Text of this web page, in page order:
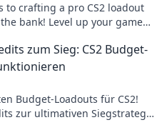
to crafting a pro CS2 loadout
bank! Level up your game
zum Sieg: CS2 Budget-
Budget-Loadouts für CS2!
zur ultimativen Siegstrategie